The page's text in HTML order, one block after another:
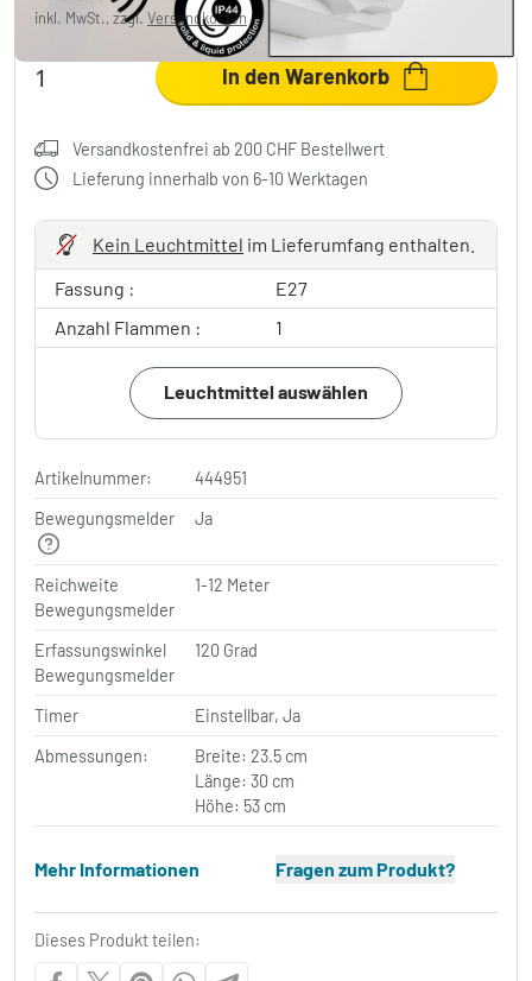
inkl. MwSt., zzgl. Versandkosten
In den Warenkorb
Versandkostenfrei ab 200 CHF Bestellwert
Lieferung innerhalb von 6-10 Werktagen
Kein Leuchtmittel im Lieferumfang enthalten.
Fassung :
E27
Anzahl Flammen :
1
Leuchtmittel auswählen
Artikelnummer:
444951
Bewegungsmelder
Ja
Reichweite
Bewegungsmelder
1-12 Meter
Erfassungswinkel
Bewegungsmelder
120 Grad
Timer
Einstellbar, Ja
Abmessungen:
Breite: 23.5 cm
Länge: 30 cm
Höhe: 53 cm
Mehr Informationen Fragen zum Produkt?
Dieses Produkt teilen: